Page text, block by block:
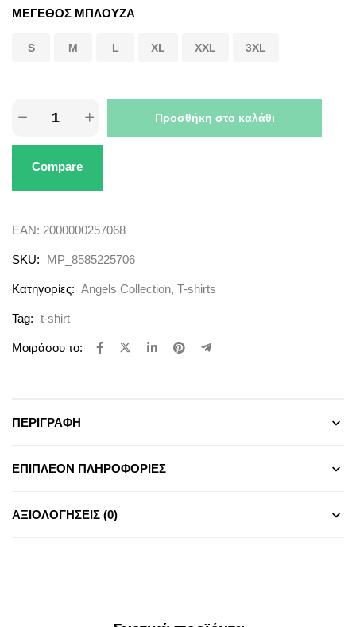
ΜΕΓΕΘΟΣ ΜΠΛΟΥΖΑ
S M L XL XXL 3XL
Προσθήκη στο καλάθι
Compare
EAN: 2000000257068
SKU: MP_8585225706
Κατηγορίες: Angels Collection, T-shirts
Tag: t-shirt
Μοιράσου το:
ΠΕΡΙΓΡΑΦΉ
ΕΠΙΠΛΈΟΝ ΠΛΗΡΟΦΟΡΊΕΣ
ΑΞΙΟΛΟΓΉΣΕΙΣ (0)